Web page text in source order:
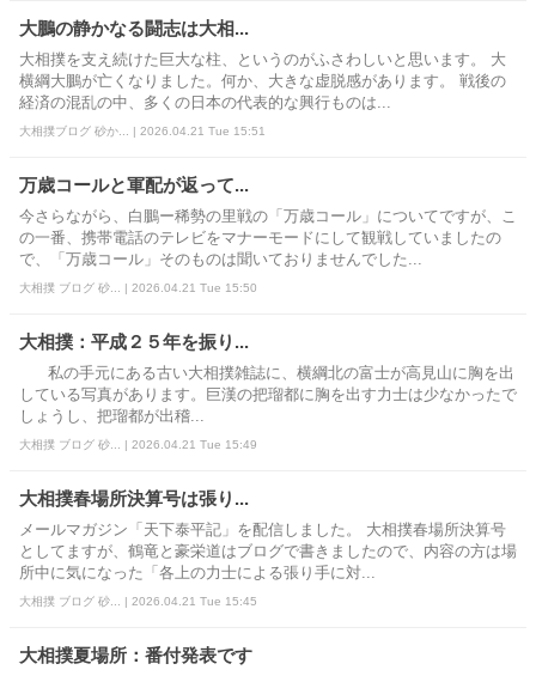
大鵬の静かなる闘志は大相...
大相撲を支え続けた巨大な柱、というのがふさわしいと思います。 大
横綱大鵬が亡くなりました。何か、大きな虚脱感があります。 戦後の
経済の混乱の中、多くの日本の代表的な興行ものは...
大相撲ブログ 砂か... | 2026.04.21 Tue 15:51
万歳コールと軍配が返って...
今さらながら、白鵬ー稀勢の里戦の「万歳コール」についてですが、こ
の一番、携帯電話のテレビをマナーモードにして観戦していましたの
で、「万歳コール」そのものは聞いておりませんでした...
大相撲 ブログ 砂... | 2026.04.21 Tue 15:50
大相撲：平成２５年を振り...
私の手元にある古い大相撲雑誌に、横綱北の富士が高見山に胸を出
している写真があります。巨漢の把瑠都に胸を出す力士は少なかったで
しょうし、把瑠都が出稽...
大相撲 ブログ 砂... | 2026.04.21 Tue 15:49
大相撲春場所決算号は張り...
メールマガジン「天下泰平記」を配信しました。 大相撲春場所決算号
としてますが、鶴竜と豪栄道はブログで書きましたので、内容の方は場
所中に気になった「各上の力士による張り手に対...
大相撲 ブログ 砂... | 2026.04.21 Tue 15:45
大相撲夏場所：番付発表です